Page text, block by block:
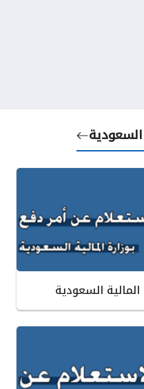
السعودية
السعودية